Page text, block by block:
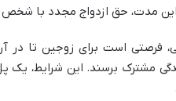
مدت، حق ازدواج مجدد با شخص
فرصتی است برای زوجین تا در
مشترک برسند. این شرایط،